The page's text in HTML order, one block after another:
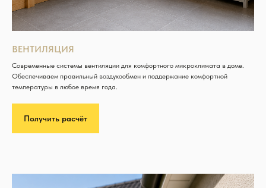
ВЕНТИЛЯЦИЯ
Современные системы вентиляции для комфортного микроклимата в доме.
Обеспечиваем правильный воздухообмен и поддержание комфортной
температуры в любое время года.
Получить расчёт